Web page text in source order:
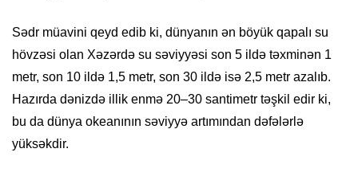
Sədr müavini qeyd edib ki, dünyanın ən böyük qapalı su
hövzəsi olan Xəzərdə su səviyyəsi son 5 ildə təxminən 1
metr, son 10 ildə 1,5 metr, son 30 ildə isə 2,5 metr azalıb.
Hazırda dənizdə illik enmə 20–30 santimetr təşkil edir ki,
bu da dünya okeanının səviyyə artımından dəfələrlə
yüksəkdir.